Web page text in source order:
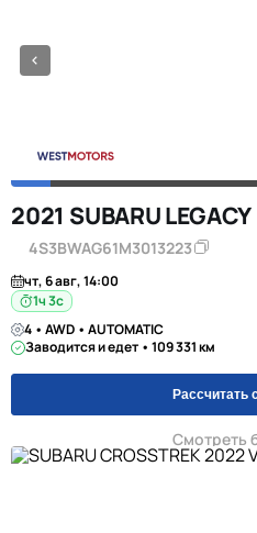
2021 SUBARU LEGACY
4S3BWAG61M3013223
чт, 6 авг, 14:00
1ч 2с
4 • AWD • AUTOMATIC
Заводится и едет • 109 331 км
Рассчитать
Смотреть